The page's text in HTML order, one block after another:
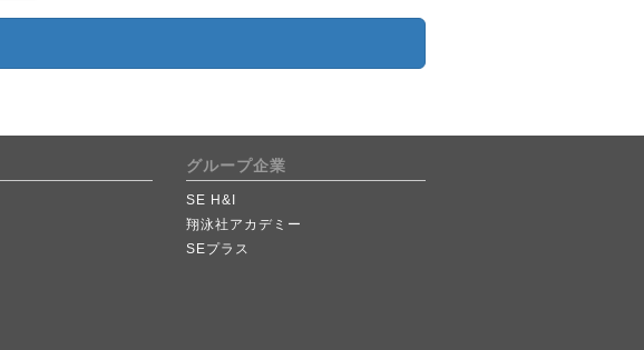
グループ企業
SE H&I
翔泳社アカデミー
SEプラス